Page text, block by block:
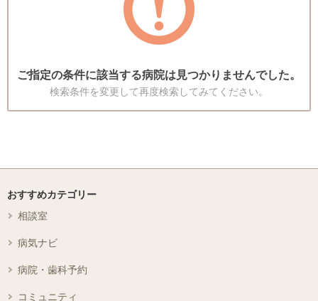
ご指定の条件に該当する病院は見つかりませんでした。
検索条件を変更して再度検索してみてください。
おすすめカテゴリー
相談室
病気ナビ
病院・歯科予約
コミュニティ